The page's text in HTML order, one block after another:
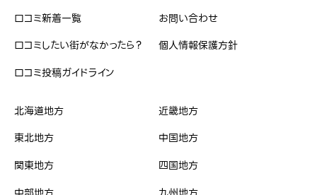
治安・雰囲気
買い物
口コミ新着一覧
口コミしたい街がなかったら？
口コミ投稿ガイドライン
お問い合わせ
個人情報保護方針
北海道地方
東北地方
関東地方
近畿地方
中国地方
四国地方